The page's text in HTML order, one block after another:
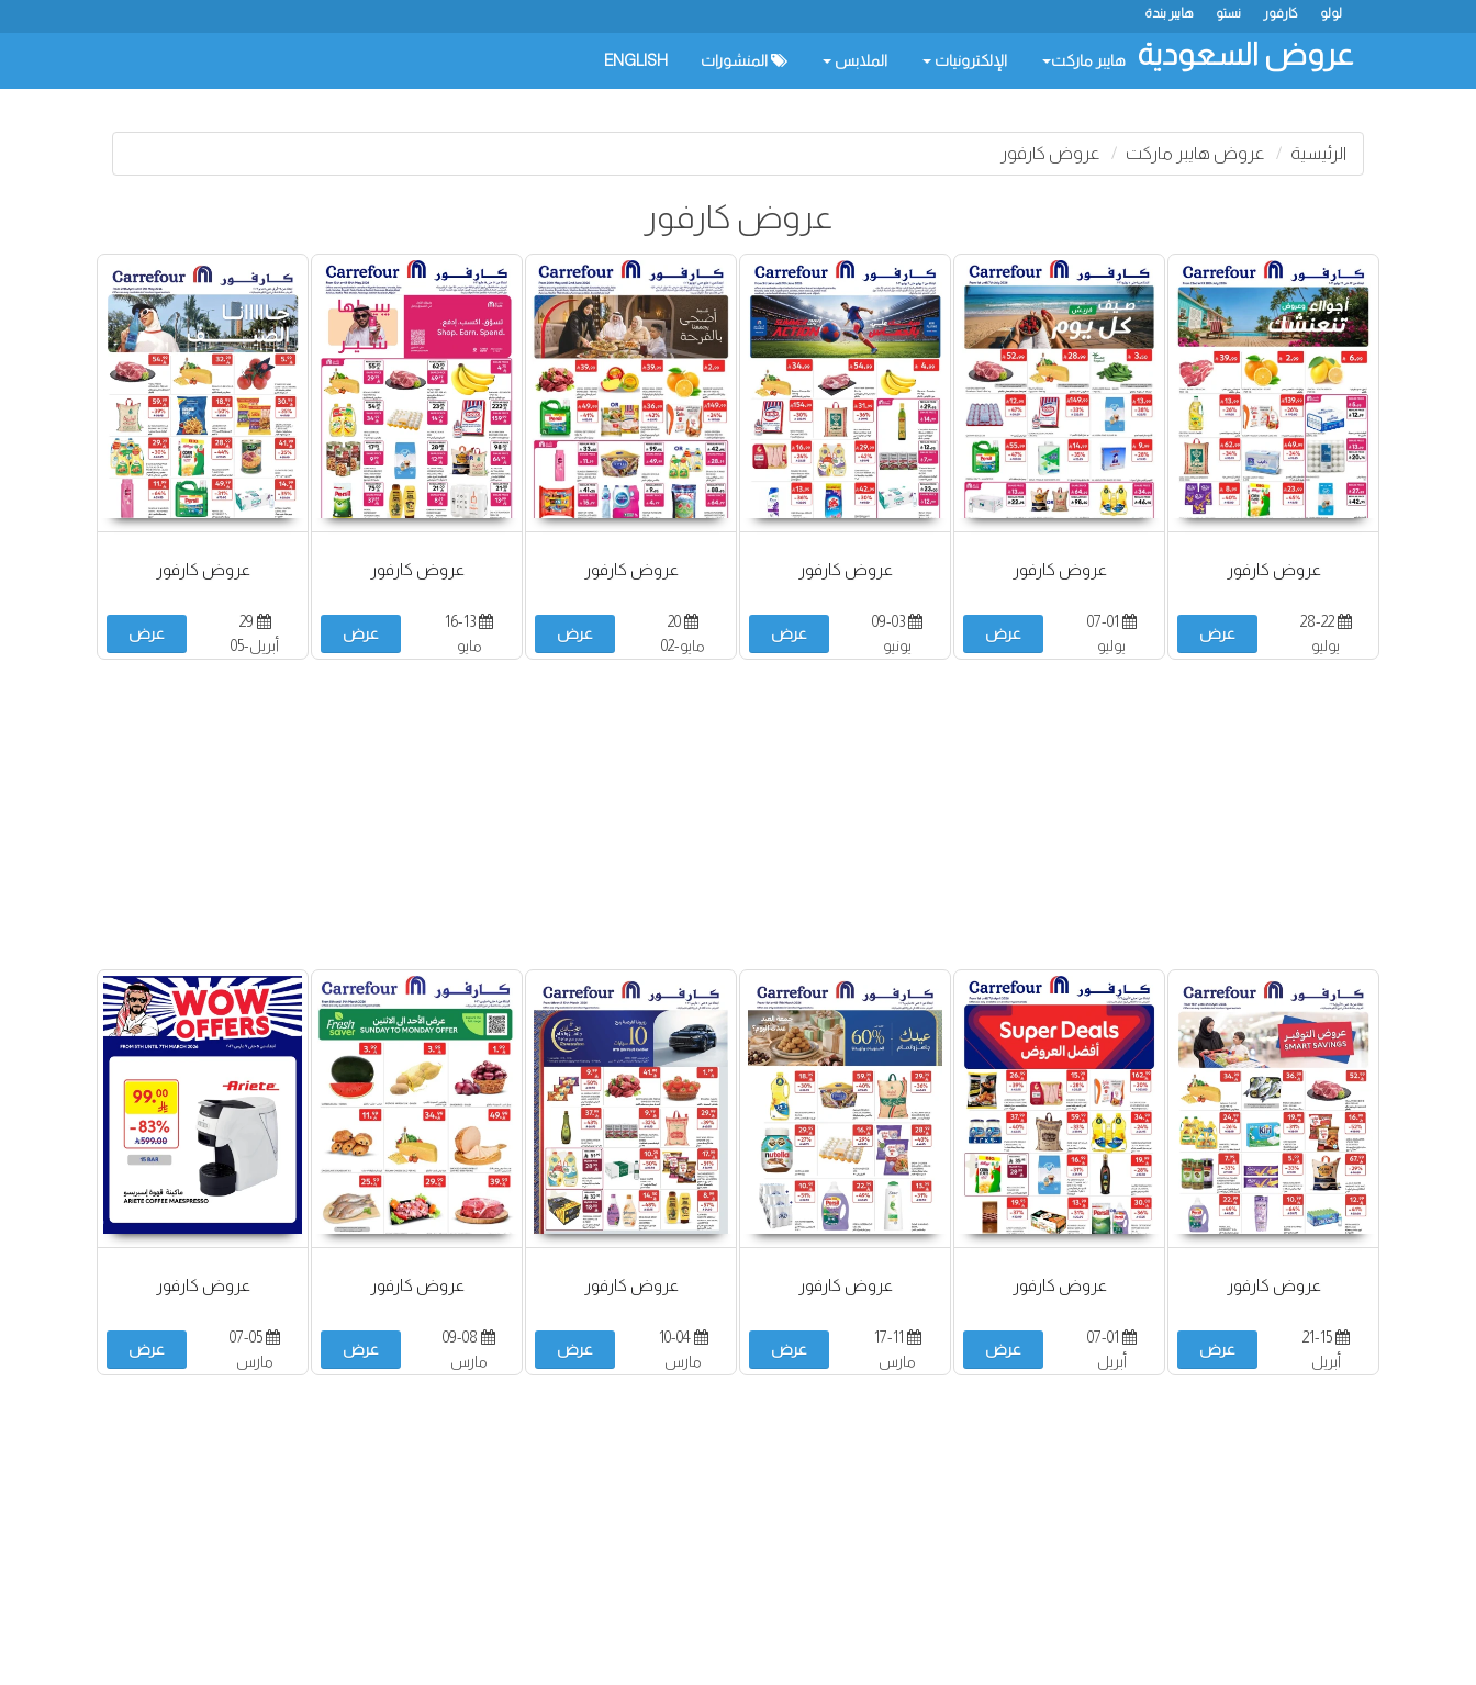
هايبر بندة نستو كارفور لولو
عروض السعودية هايبر ماركت الإلكترونيات الملابس المنشورات ENGLISH
الرئيسية عروض هايبر ماركت عروض كارفور
عروض كارفور
عروض كارفور
28-22
يوليو
عرض
عروض كارفور
07-01
يوليو
عرض
عروض كارفور
09-03
يونيو
عرض
عروض كارفور
20
مايو-02
عرض
عروض كارفور
16-13
مايو
عرض
عروض كارفور
29
أبريل-05
عرض
عروض كارفور
21-15
أبريل
عرض
عروض كارفور
07-01
أبريل
عرض
عروض كارفور
17-11
مارس
عرض
عروض كارفور
10-04
مارس
عرض
عروض كارفور
09-08
مارس
عرض
عروض كارفور
07-05
مارس
عرض